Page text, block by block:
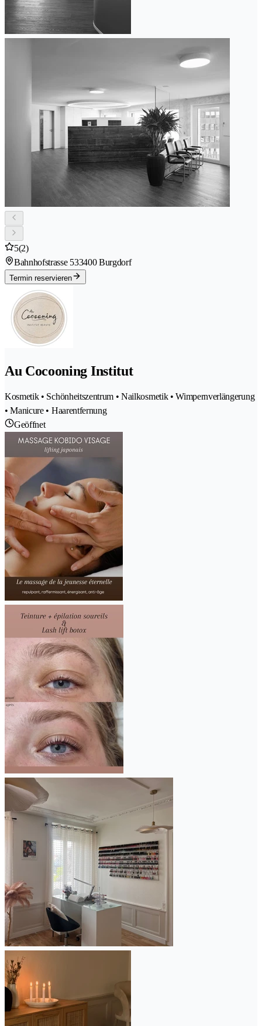
5(2)
Bahnhofstrasse 533400 Burgdorf
Termin reservieren
Au Cocooning Institut
Kosmetik • Schönheitszentrum • Nailkosmetik • Wimpernverlängerung
• Manicure • Haarentfernung
Geöffnet